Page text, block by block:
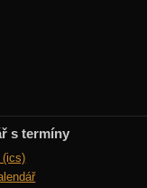
s termíny
(ics)